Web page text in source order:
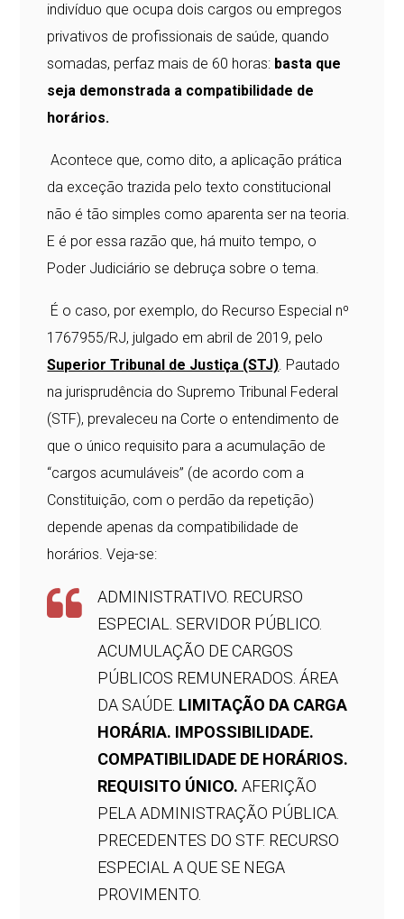
indivíduo que ocupa dois cargos ou empregos
privativos de profissionais de saúde, quando
somadas, perfaz mais de 60 horas: basta que
seja demonstrada a compatibilidade de
horários.
Acontece que, como dito, a aplicação prática
da exceção trazida pelo texto constitucional
não é tão simples como aparenta ser na teoria.
E é por essa razão que, há muito tempo, o
Poder Judiciário se debruça sobre o tema.
É o caso, por exemplo, do Recurso Especial nº
1767955/RJ, julgado em abril de 2019, pelo
Superior Tribunal de Justiça (STJ). Pautado
na jurisprudência do Supremo Tribunal Federal
(STF), prevaleceu na Corte o entendimento de
que o único requisito para a acumulação de
“cargos acumuláveis” (de acordo com a
Constituição, com o perdão da repetição)
depende apenas da compatibilidade de
horários. Veja-se:
ADMINISTRATIVO. RECURSO
ESPECIAL. SERVIDOR PÚBLICO.
ACUMULAÇÃO DE CARGOS
PÚBLICOS REMUNERADOS. ÁREA
DA SAÚDE. LIMITAÇÃO DA CARGA
HORÁRIA. IMPOSSIBILIDADE.
COMPATIBILIDADE DE HORÁRIOS.
REQUISITO ÚNICO. AFERIÇÃO
PELA ADMINISTRAÇÃO PÚBLICA.
PRECEDENTES DO STF. RECURSO
ESPECIAL A QUE SE NEGA
PROVIMENTO.